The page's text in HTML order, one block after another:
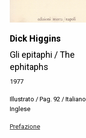
Dick Higgins
Gli epitaphi / The
ephitaphs
1977
Illustrato / Pag. 92 / Italiano,
Inglese
Prefazione